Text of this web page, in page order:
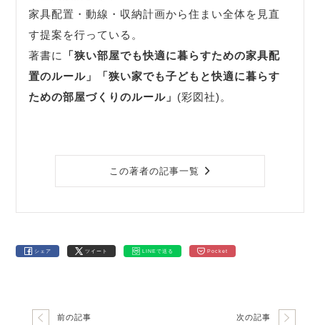
家具配置・動線・収納計画から住まい全体を見直
す提案を行っている。
著書に
「狭い部屋でも快適に暮らすための家具配
置のルール」
「狭い家でも子どもと快適に暮らす
ための部屋づくりのルール」 (彩図社)。
この著者の記事一覧
シェア ツイート LINEで送る Pocket
前の記事 次の記事